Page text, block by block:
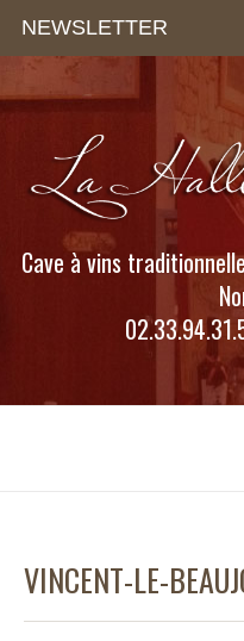
NEWSLETTER
Cave à vins
VINCENT-LE-
Panneau de gestion des